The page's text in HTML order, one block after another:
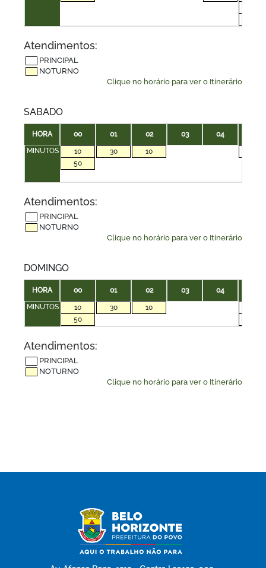
Atendimentos:
PRINCIPAL
NOTURNO
Clique no horário para ver o Itinerário
SABADO
HORA 00 01 02 03 04
MINUTOS
10
50
30 10
Atendimentos:
PRINCIPAL
NOTURNO
Clique no horário para ver o Itinerário
DOMINGO
HORA 00 01 02 03 04
MINUTOS
10
50
30 10
Atendimentos:
PRINCIPAL
NOTURNO
Clique no horário para ver o Itinerário